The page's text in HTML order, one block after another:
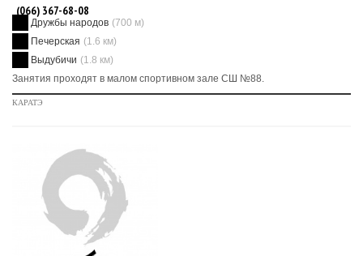
(066) 367-68-08
Дружбы народов (700 м)
Печерская (1.6 км)
Выдубичи (1.8 км)
Занятия проходят в малом спортивном зале СШ №88.
КАРАТЭ